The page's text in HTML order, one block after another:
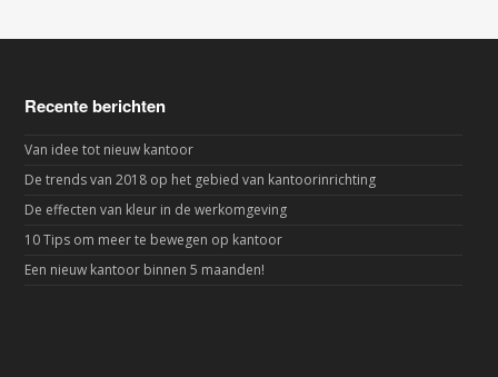
Recente berichten
Van idee tot nieuw kantoor
De trends van 2018 op het gebied van kantoorinrichting
De effecten van kleur in de werkomgeving
10 Tips om meer te bewegen op kantoor
Een nieuw kantoor binnen 5 maanden!